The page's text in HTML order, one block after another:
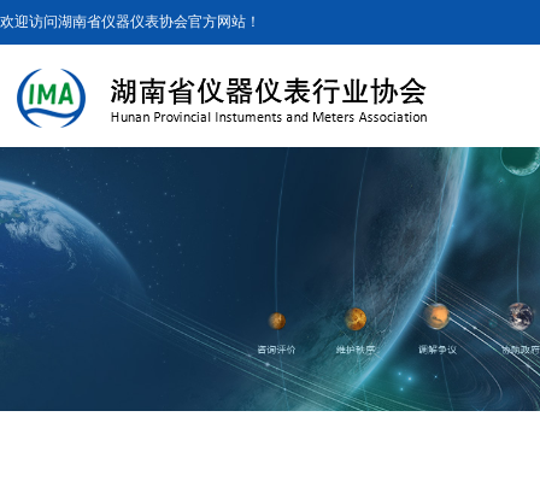
欢迎访问湖南省仪器仪表协会官方网站！